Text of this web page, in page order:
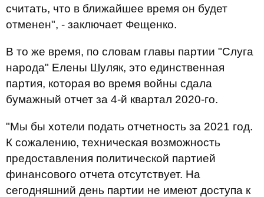
считать, что в ближайшее время он будет
отменен", - заключает Фещенко.
В то же время, по словам главы партии "Слуга
народа" Елены Шуляк, это единственная
партия, которая во время войны сдала
бумажный отчет за 4-й квартал 2020-го.
"Мы бы хотели подать отчетность за 2021 год.
К сожалению, техническая возможность
предоставления политической партией
финансового отчета отсутствует. На
сегодняшний день партии не имеют доступа к